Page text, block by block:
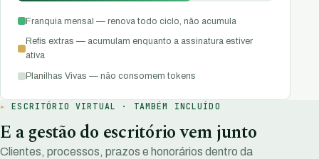
Franquia mensal — renova todo ciclo, não acumula
Refis extras — acumulam enquanto a assinatura estiver
ativa
Planilhas Vivas — não consomem tokens
ESCRITÓRIO VIRTUAL · TAMBÉM INCLUÍDO
E a gestão do escritório vem junto
Clientes, processos, prazos e honorários dentro da